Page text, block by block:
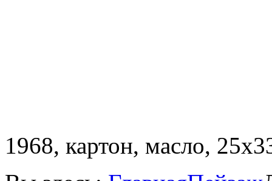
1968, картон, масло,